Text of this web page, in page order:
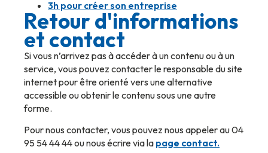
3h pour créer son entreprise
Retour d'informations
et contact
Si vous n’arrivez pas à accéder à un contenu ou à un
service, vous pouvez contacter le responsable du site
internet pour être orienté vers une alternative
accessible ou obtenir le contenu sous une autre
forme.
Pour nous contacter, vous pouvez nous appeler au 04
95 54 44 44 ou nous écrire via la page contact.